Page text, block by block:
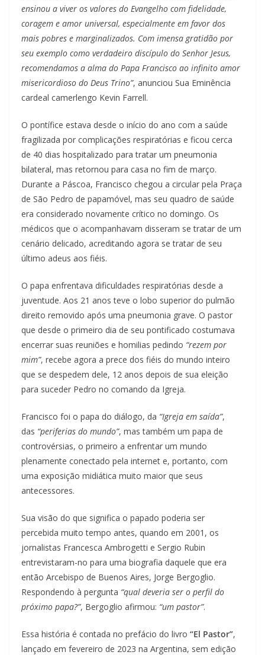
ensinou a viver os valores do Evangelho com fidelidade,
coragem e amor universal, especialmente em favor dos
mais pobres e marginalizados. Com imensa gratidão por
seu exemplo como verdadeiro discípulo do Senhor Jesus,
recomendamos a alma do Papa Francisco ao infinito amor
misericordioso do Deus Trino”, anunciou Sua Eminência
cardeal camerlengo Kevin Farrell.
O pontífice estava desde o início do ano com a saúde
fragilizada por complicações respiratórias e ficou cerca
de 40 dias hospitalizado para tratar um pneumonia
bilateral, mas retornou para casa no fim de março.
Durante a Páscoa, Francisco chegou a circular pela Praça
de São Pedro de papamóvel, mas seu quadro de saúde
era considerado novamente crítico no domingo. Os
médicos que o acompanhavam disseram se tratar de um
cenário delicado, acreditando agora se tratar de seu
último adeus aos fiéis.
O papa enfrentava dificuldades respiratórias desde a
juventude. Aos 21 anos teve o lobo superior do pulmão
direito removido após uma pneumonia grave. O pastor
que desde o primeiro dia de seu pontificado costumava
encerrar suas reuniões e homilias pedindo “rezem por
mim”, recebe agora a prece dos fiéis do mundo inteiro
que se despedem dele, 12 anos depois de sua eleição
para suceder Pedro no comando da Igreja.
Francisco foi o papa do diálogo, da “Igreja em saída”,
das “periferias do mundo”, mas também um papa de
controvérsias, o primeiro a enfrentar um mundo
plenamente conectado pela internet e, portanto, com
uma exposição midiática muito maior que seus
antecessores.
Sua visão do que significa o papado poderia ser
percebida muito tempo antes, quando em 2001, os
jornalistas Francesca Ambrogetti e Sergio Rubin
entrevistaram-no para uma biografia daquele que era
então Arcebispo de Buenos Aires, Jorge Bergoglio.
Respondendo à pergunta “qual deveria ser o perfil do
próximo papa?”, Bergoglio afirmou: “um pastor”.
Essa história é contada no prefácio do livro “El Pastor”,
lançado em fevereiro de 2023 na Argentina, sem edição